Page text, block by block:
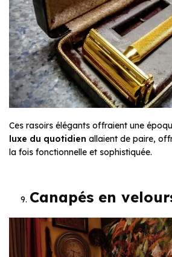
Ces rasoirs élégants offraient une
luxe du quotidien allaient de paire,
la fois fonctionnelle et sophistiquée.
Canapés en